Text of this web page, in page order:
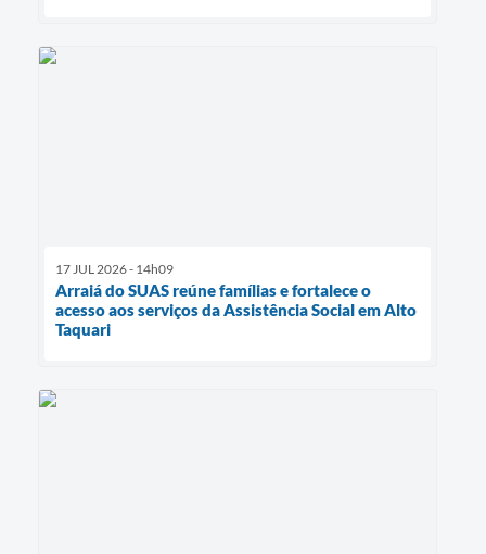
17 JUL 2026 - 14h09
Arraiá do SUAS reúne famílias e fortalece o
acesso aos serviços da Assistência Social em Alto
Taquari